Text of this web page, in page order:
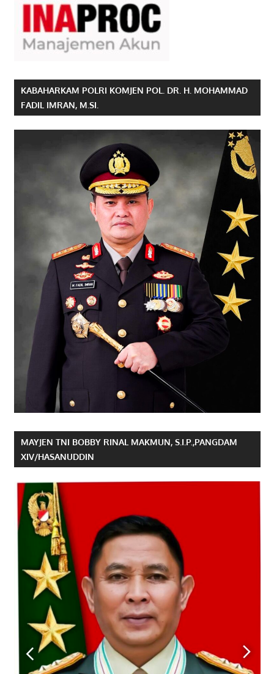
KABAHARKAM POLRI KOMJEN POL. DR. H. MOHAMMAD
FADIL IMRAN, M.SI.
MAYJEN TNI BOBBY RINAL MAKMUN, S.I.P.,PANGDAM
XIV/HASANUDDIN